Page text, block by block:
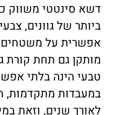
דשא סינטטי משווק
ביותר של גוונים,
אפשרית על משטחים
מותקן גם תחת קורת
טבעי הינה בלתי
במעבדות מתקדמות,
לאורך שנים, וזאת